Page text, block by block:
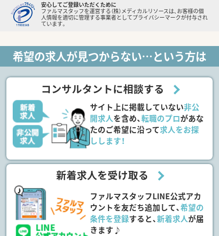
安心してご登録いただくために
ファルマスタッフを運営する（株）メディカルリソースは、お客様の個
人情報を適切に管理する事業者としてプライバシーマークが付与され
ています。
希望の求人が見つからない…という方は
コンサルタントに相談する
サイト上に掲載していない非公
開求人を含め、転職のプロがあな
たのご希望に沿って求人をお探
しします！
新着求人を受け取る
ファルマスタッフLINE公式アカ
ウントを友だち追加して、希望の
条件を登録すると、新着求人が届
きます♪